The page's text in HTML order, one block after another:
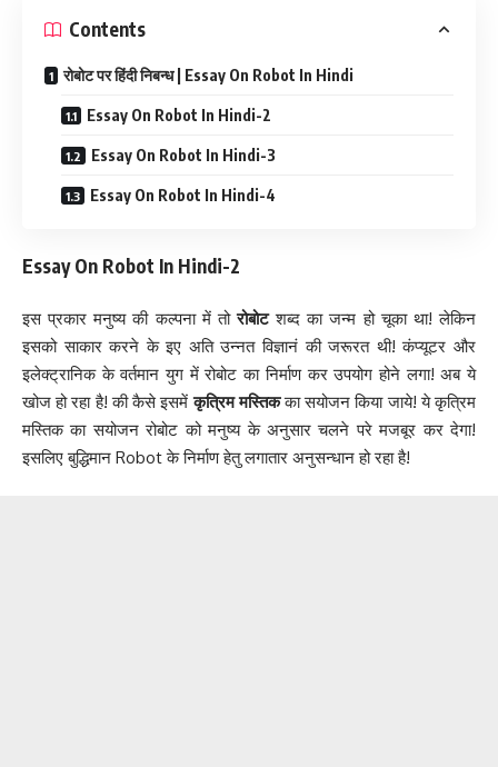
Contents
रोबोट पर हिंदी निबन्ध | Essay On Robot In Hindi
Essay On Robot In Hindi-2
Essay On Robot In Hindi-3
Essay On Robot In Hindi-4
Essay On Robot In Hindi-2
इस प्रकार मनुष्य की कल्पना में तोरोबोटशब्द का जन्म हो चूका था! लेकिन
इसको साकार करने के इए अति उन्नत विज्ञानं की जरूरत थी! कंप्यूटर और
इलेक्ट्रानिक के वर्तमान युग में रोबोट का निर्माण कर उपयोग होने लगा! अब ये
खोज हो रहा है! की कैसे इसमेंकृत्रिम मस्तिकका सयोजन किया जाये! ये कृत्रिम
मस्तिक का सयोजन रोबोट को मनुष्य के अनुसार चलने परे मजबूर कर देगा!
इसलिए बुद्धिमान Robot के निर्माण हेतु लगातार अनुसन्धान हो रहा है!